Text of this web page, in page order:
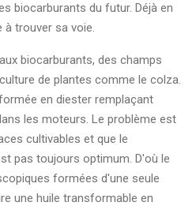
biocarburants du futur. Déjà en
à trouver sa voie.
biocarburants, des champs
de plantes comme le colza.
en diester remplaçant
les moteurs. Le problème est
cultivables et que le
pas toujours optimum. D'où le
formées d'une seule
une huile transformable en